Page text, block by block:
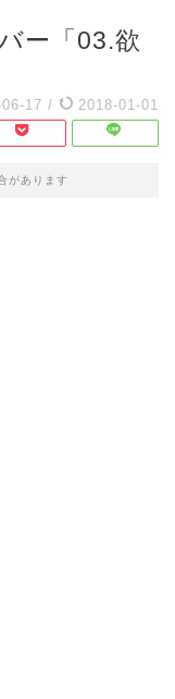
ー「03.欲
17 / 2018-01-01
があります